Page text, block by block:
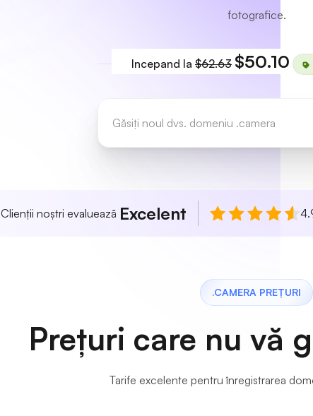
fotografice.
Incepand la $62.63 $50.10
Clienții noștri evaluează Excelent
.CAMERA PREȚURI
Prețuri care nu vă
Tarife excelente pentru înregistrarea